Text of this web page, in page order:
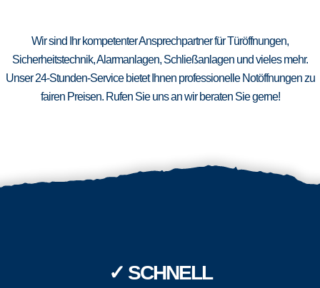
Wir sind Ihr kompetenter Ansprechpartner für Türöffnungen,
Sicherheitstechnik, Alarmanlagen, Schließanlagen und vieles mehr.
Unser 24-Stunden-Service bietet Ihnen professionelle Notöffnungen zu
fairen Preisen. Rufen Sie uns an wir beraten Sie gerne!
✓ SCHNELL